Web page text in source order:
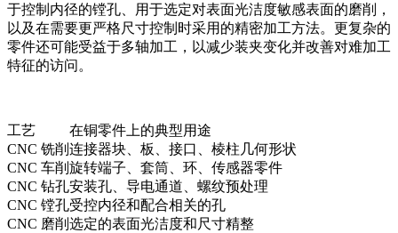
于控制内径的镗孔、用于选定对表面光洁度敏感表面的磨削，
以及在需要更严格尺寸控制时采用的精密加工方法。更复杂的
零件还可能受益于多轴加工，以减少装夹变化并改善对难加工
特征的访问。
工艺
在铜零件上的典型用途
CNC 铣削 连接器块、板、接口、棱柱几何形状
CNC 车削 旋转端子、套筒、环、传感器零件
CNC 钻孔安装孔、导电通道、螺纹预处理
CNC 镗孔受控内径和配合相关的孔
CNC 磨削 选定的表面光洁度和尺寸精整